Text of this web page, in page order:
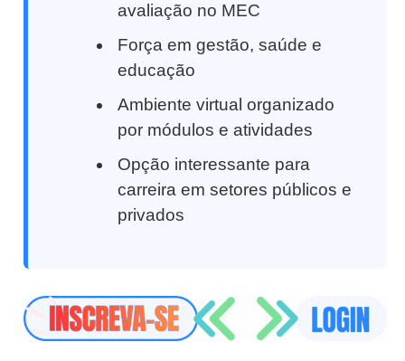
avaliação no MEC
Força em gestão, saúde e
educação
Ambiente virtual organizado
por módulos e atividades
Opção interessante para
carreira em setores públicos e
privados